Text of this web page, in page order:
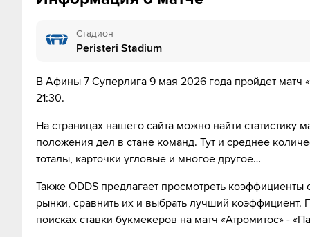
67´ Сотирис Цилулис уходит с поля. Кини выходит
76´ Хуан Мануэль Гарсия уходит с поля. Юссуф
77´ Атромитос делает замену. Ehije Ukaki уходит с
Стадион
Peristeri Stadium
В Афины 7 Суперлига 9 мая 2026 года пройдет матч
21:30.
На страницах нашего сайта можно найти статистику
положения дел в стане команд. Тут и среднее
тоталы, карточки угловые и многое другое…
Также ODDS предлагает просмотреть
рынки, сравнить их и выбрать лучший коэффициент.
поисках ставки букмекеров на матч «Атромитос» -